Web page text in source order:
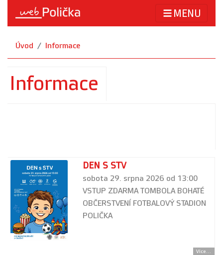
MENU
Úvod Informace
Informace
DEN S STV
sobota 29. srpna 2026 od 13:00
VSTUP ZDARMA TOMBOLA BOHATÉ
OBČERSTVENÍ FOTBALOVÝ STADION
POLIČKA
Více...